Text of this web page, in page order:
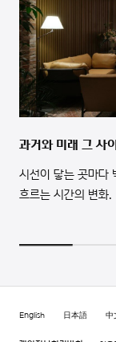
과거와 미래 그 사
시선이 닿는 곳마다
흐르는 시간의 변화.
English 日本語 中